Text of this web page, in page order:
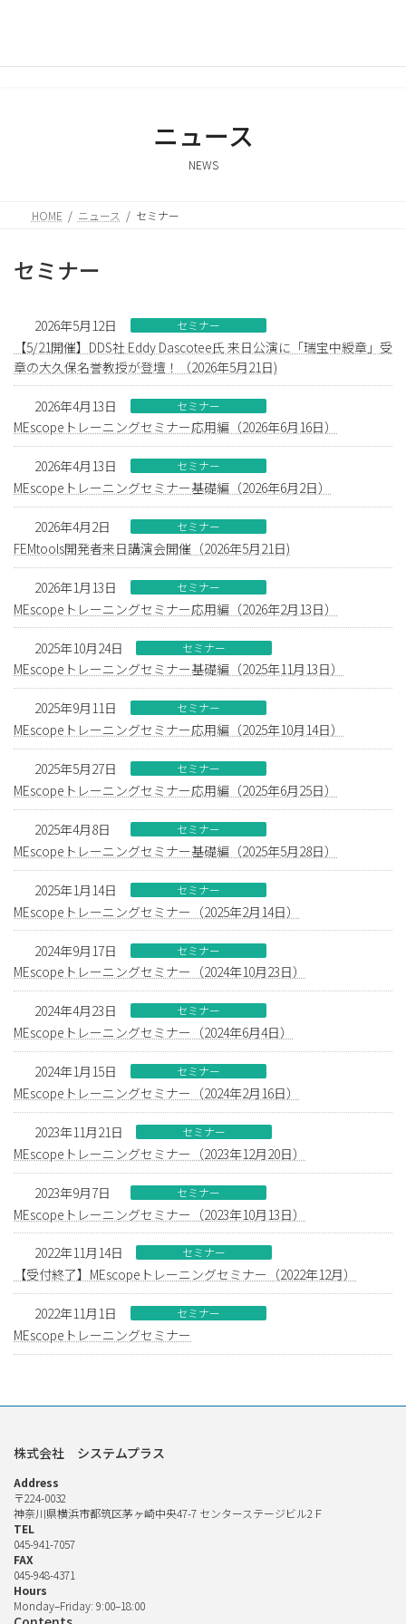
ン
ー
ニュース
NEWS
HOME ニュース セミナー
セミナー
2026年5月12日 セミナー
【5/21開催】DDS社 Eddy Dascotee氏 来日公演に「瑞宝中綬章」受
章の大久保名誉教授が登壇！（2026年5月21日)
2026年4月13日 セミナー
MEscopeトレーニングセミナー応用編（2026年6月16日）
2026年4月13日 セミナー
MEscopeトレーニングセミナー基礎編（2026年6月2日）
2026年4月2日 セミナー
FEMtools開発者来日講演会開催（2026年5月21日)
2026年1月13日 セミナー
MEscopeトレーニングセミナー応用編（2026年2月13日）
2025年10月24日 セミナー
MEscopeトレーニングセミナー基礎編（2025年11月13日）
2025年9月11日 セミナー
MEscopeトレーニングセミナー応用編（2025年10月14日）
2025年5月27日 セミナー
MEscopeトレーニングセミナー応用編（2025年6月25日）
2025年4月8日 セミナー
MEscopeトレーニングセミナー基礎編（2025年5月28日）
2025年1月14日 セミナー
MEscopeトレーニングセミナー（2025年2月14日）
2024年9月17日 セミナー
MEscopeトレーニングセミナー（2024年10月23日）
2024年4月23日 セミナー
MEscopeトレーニングセミナー（2024年6月4日）
2024年1月15日 セミナー
MEscopeトレーニングセミナー（2024年2月16日）
2023年11月21日 セミナー
MEscopeトレーニングセミナー（2023年12月20日）
2023年9月7日 セミナー
MEscopeトレーニングセミナー（2023年10月13日）
2022年11月14日 セミナー
【受付終了】MEscopeトレーニングセミナー（2022年12月）
2022年11月1日 セミナー
MEscopeトレーニングセミナー
株式会社 システムプラス
Address
〒224-0032
神奈川県横浜市都筑区茅ヶ崎中央47-7 センターステージビル2Ｆ
TEL
045-941-7057
FAX
045-948-4371
Hours
Monday–Friday: 9:00–18:00